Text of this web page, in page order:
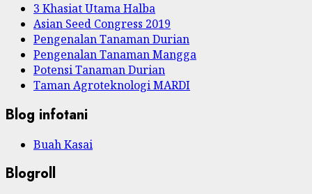
3 Khasiat Utama Halba
Asian Seed Congress 2019
Pengenalan Tanaman Durian
Pengenalan Tanaman Mangga
Potensi Tanaman Durian
Taman Agroteknologi MARDI
Blog infotani
Buah Kasai
Blogroll